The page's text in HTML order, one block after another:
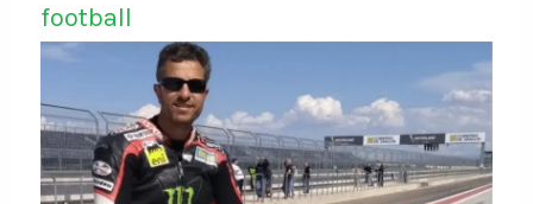
football